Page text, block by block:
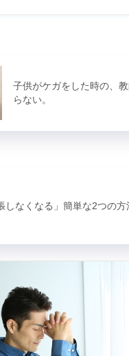
子供がケガをした時の、
らない。
しなくなる」簡単な2つの方